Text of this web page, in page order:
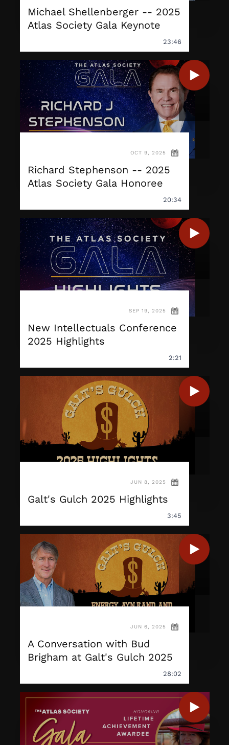
Michael Shellenberger -- 2025
Atlas Society Gala Keynote
23:46
OCT 9, 2025
Richard Stephenson -- 2025
Atlas Society Gala Honoree
20:34
SEP 19, 2025
New Intellectuals Conference
2025 Highlights
2:21
JUN 8, 2025
Galt's Gulch 2025 Highlights
3:45
JUN 6, 2025
A Conversation with Bud
Brigham at Galt's Gulch 2025
28:02